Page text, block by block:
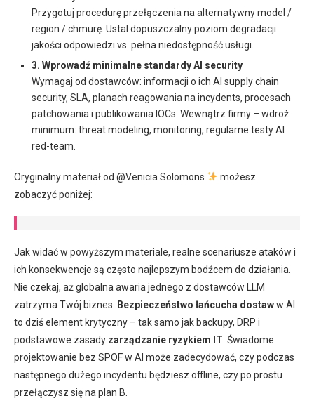
Przygotuj procedurę przełączenia na alternatywny model /
region / chmurę. Ustal dopuszczalny poziom degradacji
jakości odpowiedzi vs. pełna niedostępność usługi.
3. Wprowadź minimalne standardy AI security
Wymagaj od dostawców: informacji o ich AI supply chain
security, SLA, planach reagowania na incydents, procesach
patchowania i publikowania IOCs. Wewnątrz firmy – wdroż
minimum: threat modeling, monitoring, regularne testy AI
red-team.
Oryginalny materiał od @Venicia Solomons
możesz
zobaczyć poniżej:
Jak widać w powyższym materiale, realne scenariusze ataków i
ich konsekwencje są często najlepszym bodźcem do działania.
Nie czekaj, aż globalna awaria jednego z dostawców LLM
zatrzyma Twój biznes.
Bezpieczeństwo łańcucha dostaww AI
to dziś element krytyczny – tak samo jak backupy, DRP i
podstawowe zasady zarządzanie ryzykiem IT . Świadome
projektowanie bez SPOF w AI może zadecydować, czy podczas
następnego dużego incydentu będziesz offline, czy po prostu
przełączysz się na plan B.